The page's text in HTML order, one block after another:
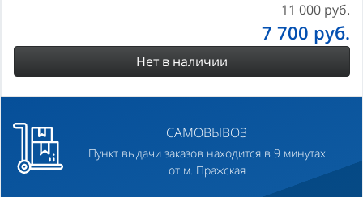
11 000 руб.
7 700 руб.
Нет в наличии
САМОВЫВОЗ
Пункт выдачи заказов находится в 9 минутах
от м. Пражская